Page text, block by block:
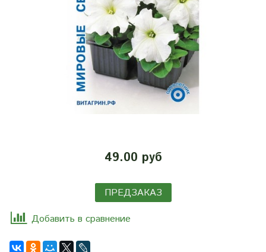
49.00 руб
ПРЕДЗАКАЗ
Добавить в сравнение